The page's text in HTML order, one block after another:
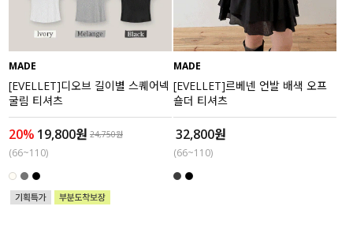
MADE
[EVELLET]디오브 길이별 스퀘어넥
굴림 티셔츠
20% 19,800원 24,750원
(66~110)
MADE
[EVELLET]르베넨 언발 배색 오프
숄더 티셔츠
32,800원
(66~110)